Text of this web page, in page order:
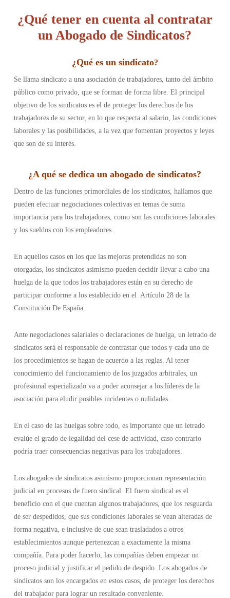
¿Qué tener en cuenta al contratar
un Abogado de Sindicatos?
¿Qué es un sindicato?
Se llama sindicato a una asociación de trabajadores, tanto del ámbito
público como privado, que se forman de forma libre. El principal
objetivo de los sindicatos es el de proteger los derechos de los
trabajadores de su sector, en lo que respecta al salario, las condiciones
laborales y las posibilidades, a la vez que fomentan proyectos y leyes
que son de su interés.
¿A qué se dedica un abogado de sindicatos?
Dentro de las funciones primordiales de los sindicatos, hallamos que
pueden efectuar negociaciones colectivas en temas de suma
importancia para los trabajadores, como son las condiciones laborales
y los sueldos con los empleadores.
En aquellos casos en los que las mejoras pretendidas no son
otorgadas, los sindicatos asimismo pueden decidir llevar a cabo una
huelga de la que todos los trabajadores están en su derecho de
participar conforme a los establecido en el Artículo 28 de la
Constitución De España.
Ante negociaciones salariales o declaraciones de huelga, un letrado de
sindicatos será el responsable de contrastar que todos y cada uno de
los procedimientos se hagan de acuerdo a las reglas. Al tener
conocimiento del funcionamiento de los juzgados arbitrales, un
profesional especializado va a poder aconsejar a los líderes de la
asociación para eludir posibles incidentes o nulidades.
En el caso de las huelgas sobre todo, es importante que un letrado
evalúe el grado de legalidad del cese de actividad, caso contrario
podría traer consecuencias negativas para los trabajadores.
Los abogados de sindicatos asimismo proporcionan representación
judicial en procesos de fuero sindical. El fuero sindical es el
beneficio con el que cuentan algunos trabajadores, que los resguarda
de ser despedidos, que sus condiciones laborales se vean alteradas de
forma negativa, e inclusive de que sean trasladados a otros
establecimientos aunque pertenezcan a exactamente la misma
compañía. Para poder hacerlo, las compañías deben empezar un
proceso judicial y justificar el pedido de despido. Los abogados de
sindicatos son los encargados en estos casos, de proteger los derechos
del trabajador para lograr un resultado conveniente.